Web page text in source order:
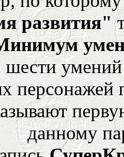
развития"
шести
персонажей
данному